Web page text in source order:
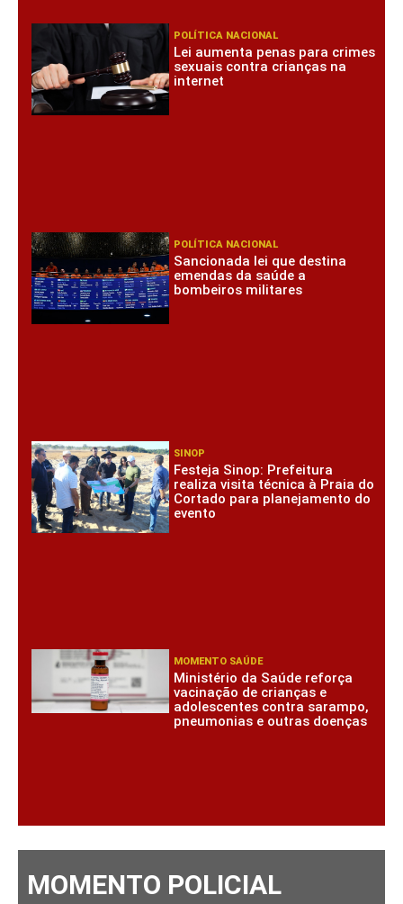
POLÍTICA NACIONAL
Lei aumenta penas para crimes
sexuais contra crianças na
internet
POLÍTICA NACIONAL
Sancionada lei que destina
emendas da saúde a
bombeiros militares
SINOP
Festeja Sinop: Prefeitura
realiza visita técnica à Praia do
Cortado para planejamento do
evento
MOMENTO SAÚDE
Ministério da Saúde reforça
vacinação de crianças e
adolescentes contra sarampo,
pneumonias e outras doenças
MOMENTO POLICIAL